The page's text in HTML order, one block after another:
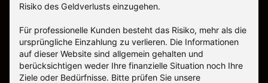
Risiko des Geldverlusts einzugehen.
Für professionelle Kunden besteht das Risiko, mehr als die
ursprüngliche Einzahlung zu verlieren. Die Informationen
auf dieser Website sind allgemein gehalten und
berücksichtigen weder Ihre finanzielle Situation noch Ihre
Ziele oder Bedürfnisse. Bitte prüfen Sie unsere